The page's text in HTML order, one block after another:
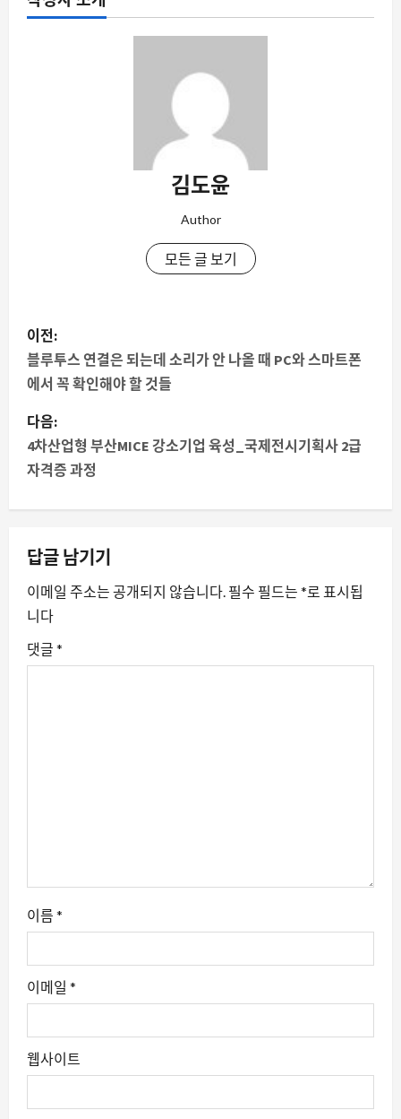
김도윤
Author
모든 글 보기
게
시
내
비
게
이
션
이전:
블루투스 연결은 되는데 소리가 안 나올 때 PC와 스마트폰
에서 꼭 확인해야 할 것들
다음:
4차산업형 부산MICE 강소기업 육성_국제전시기획사 2급
자격증 과정
답글 남기기
이메일 주소는 공개되지 않습니다. 필수 필드는 *로 표시됩
니다
댓글 *
이름 *
이메일 *
웹사이트